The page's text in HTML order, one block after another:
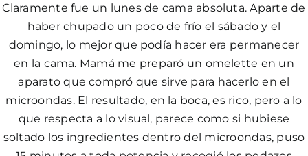
Claramente fue un lunes de cama absoluta. Aparte de
haber chupado un poco de frío el sábado y el
domingo, lo mejor que podía hacer era permanecer
en la cama. Mamá me preparó un omelette en un
aparato que compró que sirve para hacerlo en el
microondas. El resultado, en la boca, es rico, pero a lo
que respecta a lo visual, parece como si hubiese
soltado los ingredientes dentro del microondas, puso